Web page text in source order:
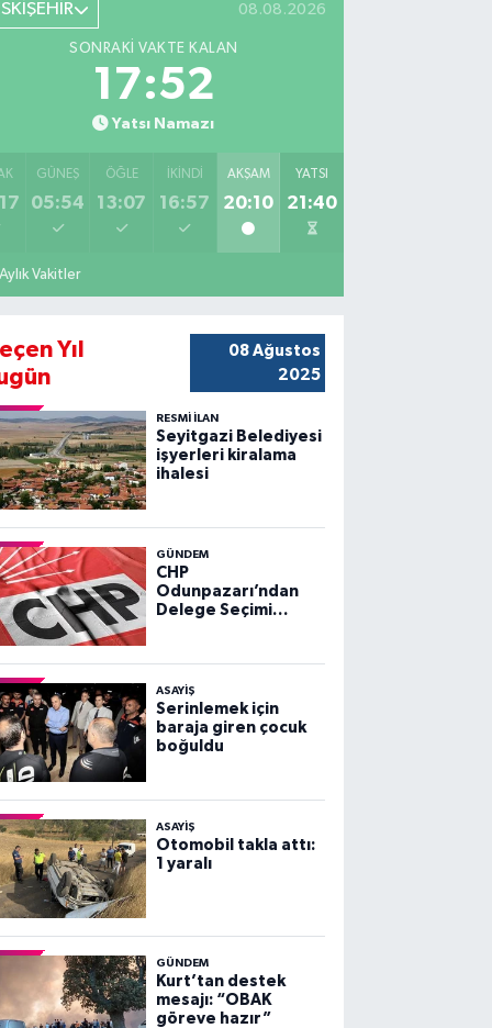
08.08.2026
SONRAKI VAKTE KALAN
17:50
Yatsı Namazı
GÜNEŞ
05:54
ÖĞLE
13:07
İKINDI
16:57
AKŞAM
20:10
YATSI
21:40
Aylık Vakitler
Yıl
08 Ağustos
2025
RESMİ İLAN
Seyitgazi Belediyesi
işyerleri kiralama
ihalesi
GÜNDEM
CHP
Odunpazarı’ndan
Delege Seçimi
ASAYİŞ
Serinlemek için
baraja giren çocuk
boğuldu
ASAYİŞ
Otomobil takla attı:
1 yaralı
GÜNDEM
Kurt’tan destek
mesajı: “OBAK
göreve hazır”